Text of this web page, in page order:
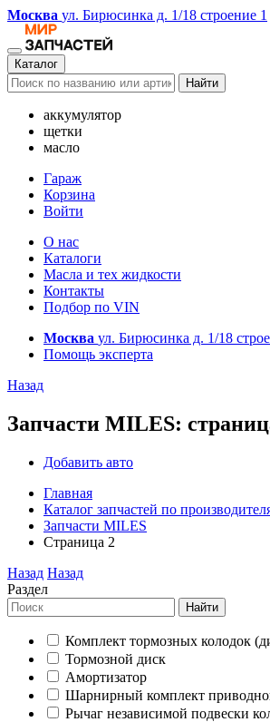
Москва ул. Бирюсинка д. 1/18 строение 1
Каталог
Найти
аккумулятор
щетки
масло
Гараж
Корзина
Войти
О нас
Каталоги
Масла и тех жидкости
Контакты
Подбор по VIN
Москва ул. Бирюсинка д. 1/18
Помощь эксперта
Назад
Запчасти MILES:
Добавить авто
Главная
Каталог запчастей по
Запчасти MILES
Страница 2
Назад Назад
Раздел
Найти
Комплект тормозных колодок
Тормозной диск
Амортизатор
Шарнирный комплект
Рычаг независимой подвески